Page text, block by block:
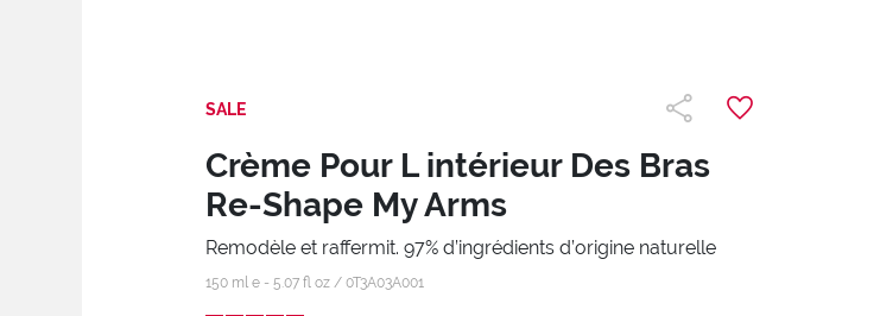
SALE
Crème Pour L intérieur Des Bras
Re-Shape My Arms
Remodèle et raffermit. 97% d’ingrédients d’origine naturelle
150 ml e - 5.07 fl oz / 0T3A03A001